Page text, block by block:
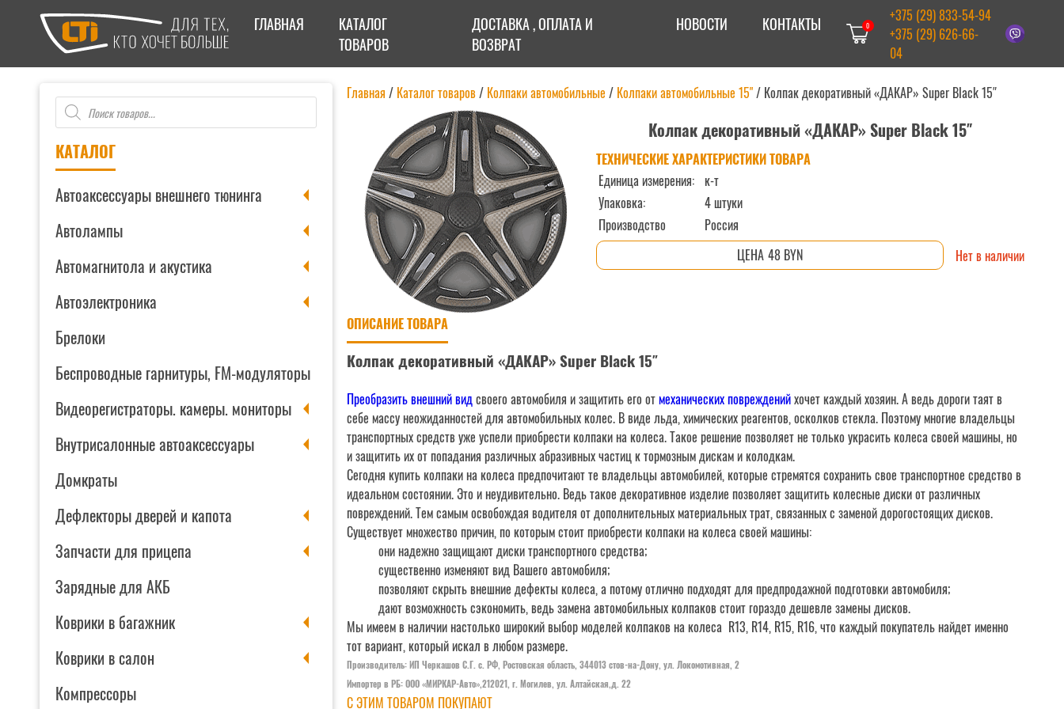
ГЛАВНАЯ
КАТАЛОГ
ТОВАРОВ
ДОСТАВКА , ОПЛАТА И
ВОЗВРАТ
НОВОСТИ КОНТАКТЫ 0
+375 (29) 833-54-94
+375 (29) 626-66-
04
Поиск
товаров
КАТАЛОГ
Автоаксессуары внешнего тюнинга
Автолампы
Автомагнитола и акустика
Автоэлектроника
Брелоки
Беспроводные гарнитуры, FM-модуляторы
Видеорегистраторы. камеры. мониторы
Внутрисалонные автоаксессуары
Домкраты
Дефлекторы дверей и капота
Запчасти для прицепа
Зарядные для АКБ
Коврики в багажник
Коврики в салон
Компрессоры
Главная / Каталог товаров/ Колпаки автомобильные / Колпаки автомобильные 15"/ Колпак декоративный «ДАКАР» Super Black 15″
Колпак декоративный «ДАКАР» Super Black 15″
ТЕХНИЧЕСКИЕ ХАРАКТЕРИСТИКИ ТОВАРА
Единица измерения: к-т
Упаковка:
4 штуки
Производство
Россия
48 BYN
Нет в наличии
ОПИСАНИЕ ТОВАРА
Колпак декоративный «ДАКАР» Super Black 15″
Преобразить внешний видсвоего автомобиля и защитить его отмеханических поврежденийхочет каждый хозяин. А ведь дороги таят в
себе массу неожиданностей для автомобильных колес. В виде льда, химических реагентов, осколков стекла. Поэтому многие владельцы
транспортных средств уже успели приобрести колпаки на колеса. Такое решение позволяет не только украсить колеса своей машины, но
и защитить их от попадания различных абразивных частиц к тормозным дискам и колодкам.
Сегодня купить колпаки на колеса предпочитают те владельцы автомобилей, которые стремятся сохранить свое транспортное средство в
идеальном состоянии. Это и неудивительно. Ведь такое декоративное изделие позволяет защитить колесные диски от различных
повреждений. Тем самым освобождая водителя от дополнительных материальных трат, связанных с заменой дорогостоящих дисков.
Существует множество причин, по которым стоит приобрести колпаки на колеса своей машины:
они надежно защищают диски транспортного средства;
существенно изменяют вид Вашего автомобиля;
позволяют скрыть внешние дефекты колеса, а потому отлично подходят для предпродажной подготовки автомобиля;
дают возможность сэкономить, ведь замена автомобильных колпаков стоит гораздо дешевле замены дисков.
Мы имеем в наличии настолько широкий выбор моделей колпаков на колеса R13, R14, R15, R16, что каждый покупатель найдет именно
тот вариант, который искал в любом размере.
Производитель: ИП Черкашов С.Г. c. РФ, Ростовская область, 344013 стов-на-Дону, ул. Локомотивная, 2
Импортер в РБ: ООО «МИРКАР-Авто»,212021, г. Могилев, ул. Алтайская,д. 22
С ЭТИМ ТОВАРОМ ПОКУПАЮТ